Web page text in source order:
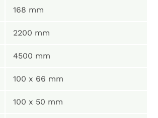
168 mm
2200 mm
4500 mm
100 x 66 mm
100 x 50 mm